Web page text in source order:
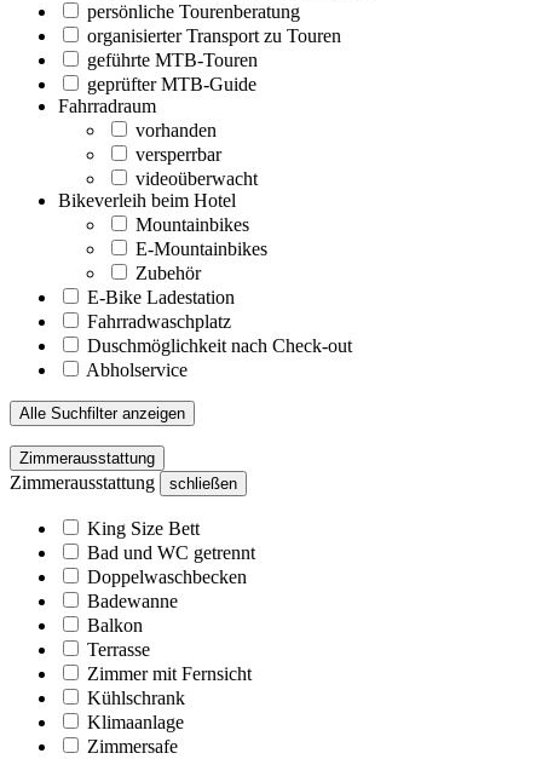
persönliche Tourenberatung
organisierter Transport zu Touren
geführte MTB-Touren
geprüfter MTB-Guide
Fahrradraum
vorhanden
versperrbar
videoüberwacht
Bikeverleih beim Hotel
Mountainbikes
E-Mountainbikes
Zubehör
E-Bike Ladestation
Fahrradwaschplatz
Duschmöglichkeit nach Check-out
Abholservice
Alle Suchfilter anzeigen
Zimmerausstattung
Zimmerausstattung schließen
King Size Bett
Bad und WC getrennt
Doppelwaschbecken
Badewanne
Balkon
Terrasse
Zimmer mit Fernsicht
Kühlschrank
Klimaanlage
Zimmersafe